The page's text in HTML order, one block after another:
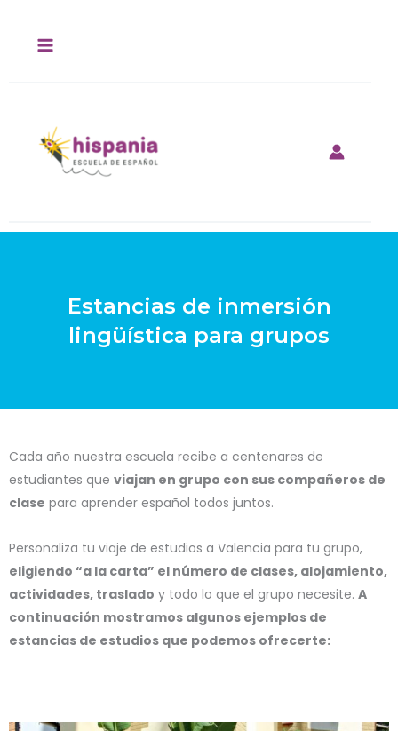
Estancias de inmersión
lingüística para grupos
Cada año nuestra escuela recibe a centenares de
estudiantes que viajan en grupo con sus compañeros de
clase para aprender español todos juntos.
Personaliza tu viaje de estudios a Valencia para tu grupo,
eligiendo “a la carta” el número de clases, alojamiento,
actividades, traslado y todo lo que el grupo necesite. A
continuación mostramos algunos ejemplos de
estancias de estudios que podemos ofrecerte: